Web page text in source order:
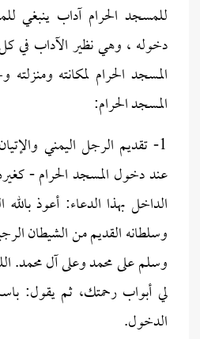
للمسجد الحرام آداب ينبغي
دخوله ، وهي نظير الآداب في
المسجد الحرام لمكانته
المسجد الحرام:
1- تقديم الرجل اليمني
عند دخول المسجد الحرام -
الداخل بهذا الدعاء: أعوذ
وسلطانه القديم من الشيطان
وسلم على محمد وعلى آل محمد.
لي أبواب رحمتك، ثم يقول:
الدخول.